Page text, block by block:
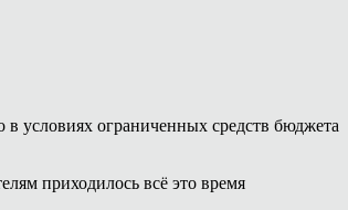
условиях ограниченных средств бюджета
приходилось всё это время